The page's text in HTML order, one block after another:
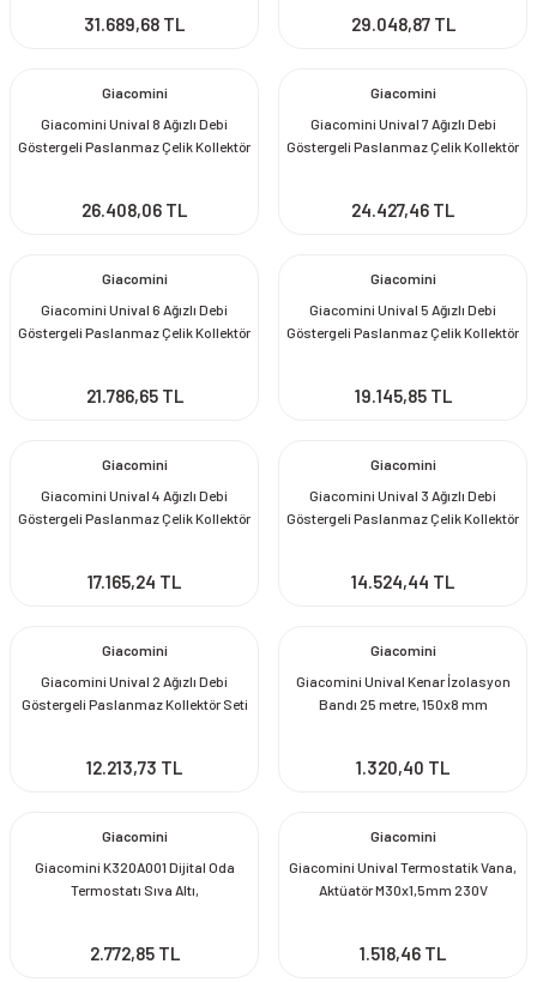
31.689,68 TL 29.048,87 TL
Giacomini
Giacomini Unival 8 Ağızlı Debi
Göstergeli Paslanmaz Çelik Kollektör
26.408,06 TL
Giacomini
Giacomini Unival 7 Ağızlı Debi
Göstergeli Paslanmaz Çelik Kollektör
24.427,46 TL
Giacomini
Giacomini Unival 6 Ağızlı Debi
Göstergeli Paslanmaz Çelik Kollektör
21.786,65 TL
Giacomini
Giacomini Unival 5 Ağızlı Debi
Göstergeli Paslanmaz Çelik Kollektör
19.145,85 TL
Giacomini
Giacomini Unival 4 Ağızlı Debi
Göstergeli Paslanmaz Çelik Kollektör
17.165,24 TL
Giacomini
Giacomini Unival 3 Ağızlı Debi
Göstergeli Paslanmaz Çelik Kollektör
14.524,44 TL
Giacomini
Giacomini Unival 2 Ağızlı Debi
Göstergeli Paslanmaz Kollektör Seti
12.213,73 TL
Giacomini
Giacomini Unival Kenar İzolasyon
Bandı 25 metre, 150x8 mm
1.320,40 TL
Giacomini
Giacomini K320A001 Dijital Oda
Termostatı Sıva Altı,
2.772,85 TL
Giacomini
Giacomini Unival Termostatik Vana,
Aktüatör M30x1,5mm 230V
1.518,46 TL